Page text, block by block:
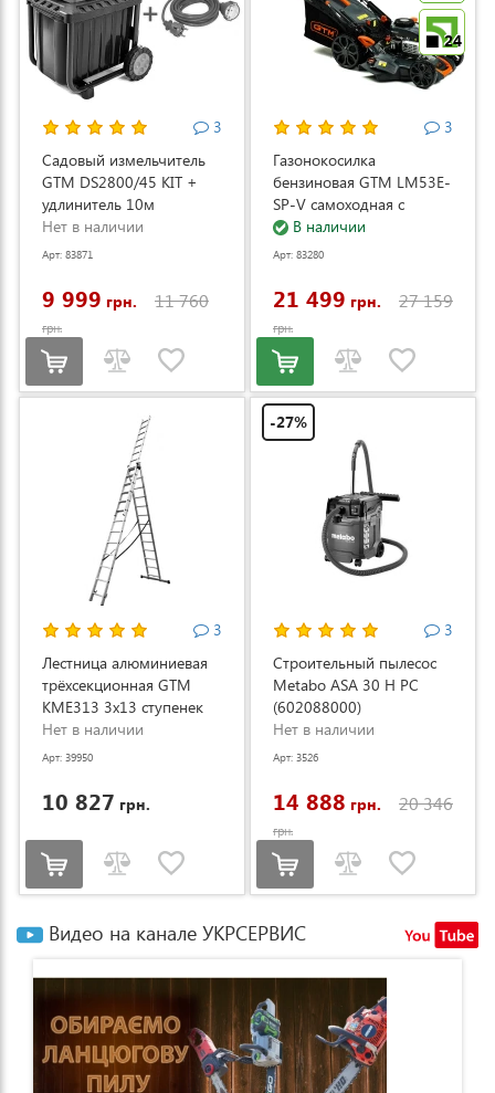
3
Садовый измельчитель
GTM DS2800/45 KIT +
удлинитель 10м
(DS2800/45_KIT+ext.cord)
Нет в наличии
Арт: 83871
9 999 грн. 11 760
грн.
24
3
Газонокосилка
бензиновая GTM LM53E-
SP-V самоходная с
электростартером и
регулировкой скорости
В наличии
Арт: 83280
21 499 грн. 27 159
грн.
3
Лестница алюминиевая
трёхсекционная GTM
KME313 3x13 ступенек
3.53-8.93м (KME313)
Нет в наличии
Арт: 39950
10 827 грн.
-27%
3
Строительный пылесос
Metabo ASA 30 H PC
(602088000)
Нет в наличии
Арт: 3526
14 888 грн. 20 346
грн.
Видео на канале УКРСЕРВИС